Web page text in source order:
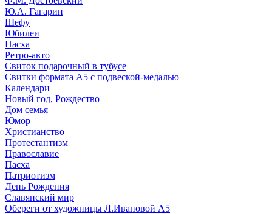
Ю.А. Гагарин
Шефу
Юбилеи
Пасха
Ретро-авто
Свиток подарочный в тубусе
Свитки формата А5 с подвеской-медалью
Календари
Новый год, Рождество
Дом семья
Юмор
Христианство
Протестантизм
Православие
Пасха
Патриотизм
День Рождения
Славянский мир
Обереги от художницы Л.Ивановой А5